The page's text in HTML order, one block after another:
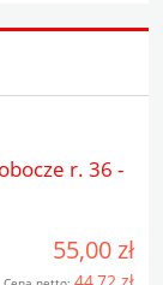
r. 36 -
55,00 zł
44,72 zł